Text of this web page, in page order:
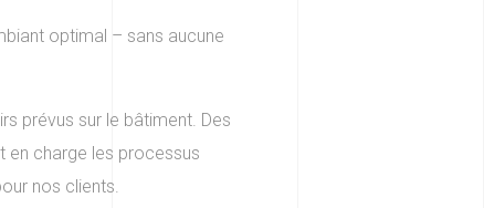
optimal – sans aucune
prévus sur le bâtiment. Des
en charge les processus
nos clients.